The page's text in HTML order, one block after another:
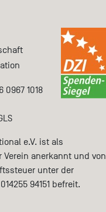
0967 1018
e.V. ist als
anerkannt und von
unter der
94151 befreit.